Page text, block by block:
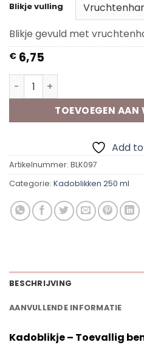
Blikje vulling
Blikje gevuld met
€ 6,75
Kadoblik -Toevallig
TOEVOEGEN AAN
Add
Artikelnummer: BLK097
Categorie: Kadoblikken 250 ml
BESCHRIJVING
AANVULLENDE INFORMATIE
Kadoblikje – Toevallig